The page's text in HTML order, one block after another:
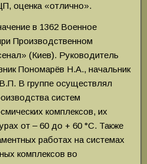
оценка «отлично».
в 1362 Военное
Производственном
(Киев). Руководитель
Пономарёв Н.А., начальник
В группе осуществлял
систем
комплексов, их
от ‒ 60 до + 60 °С. Также
работах на системах
комплексов во